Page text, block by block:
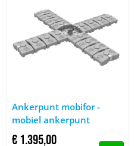
Image Ankerpunt mobifor -
Ankerpunt mobifor -
mobiel ankerpunt
€1.395,00